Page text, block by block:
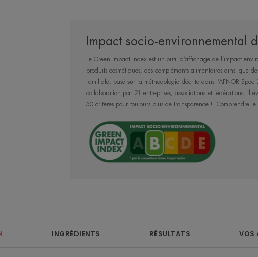
Une recharge d'Eau
une peau hydratée
journée dès
Impact socio-environnemental
Le Green Impact Index est un outil d’affichage de l’impact
produits cosmétiques, des compléments alimentaires ainsi que
familiale, basé sur la méthodologie décrite dans l’AFNOR Spec
collaboration par 21 entreprises, associations et fédérations, il
50 critères pour toujours plus de transparence !
Comprendre le
INGRÉDIENTS RÉSULTATS VOS